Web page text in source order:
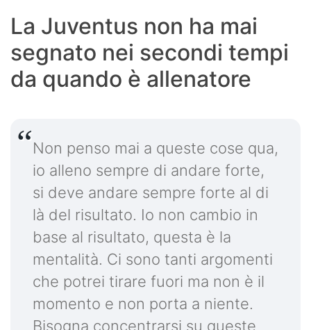
La Juventus non ha mai
segnato nei secondi tempi
da quando è allenatore
Non penso mai a queste cose qua,
io alleno sempre di andare forte,
si deve andare sempre forte al di
là del risultato. Io non cambio in
base al risultato, questa è la
mentalità. Ci sono tanti argomenti
che potrei tirare fuori ma non è il
momento e non porta a niente.
Bisogna concentrarsi su queste